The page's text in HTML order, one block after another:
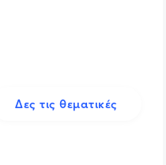
Δες τις θεματικές